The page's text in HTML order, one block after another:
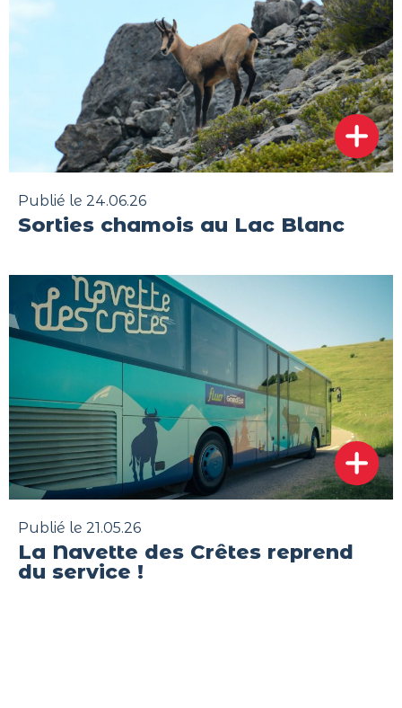
Publié le 24.06.26
Sorties chamois au Lac Blanc
Publié le 21.05.26
La Navette des Crêtes reprend
du service !